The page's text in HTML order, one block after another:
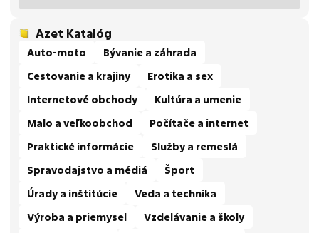
Azet Katalóg
Auto-moto
Bývanie a záhrada
Cestovanie a krajiny
Erotika a sex
Internetové obchody
Kultúra a umenie
Malo a veľkoobchod
Počítače a internet
Praktické informácie
Služby a remeslá
Spravodajstvo a médiá
Šport
Úrady a inštitúcie
Veda a technika
Výroba a priemysel
Vzdelávanie a školy